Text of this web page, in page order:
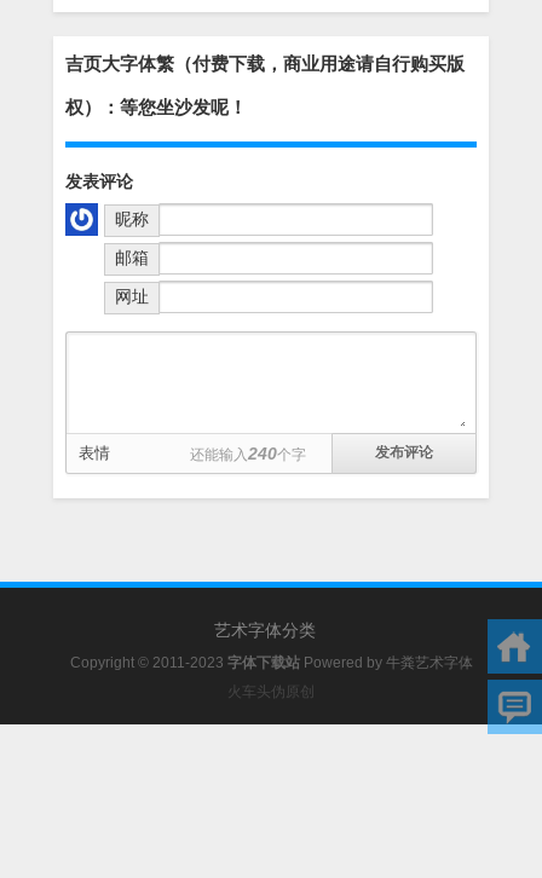
吉页大字体繁（付费下载，商业用途请自行购买版
权）：等您坐沙发呢！
发表评论
昵称
邮箱
网址
表情 还能输入240个字
艺术字体分类
Copyright © 2011-2023 字体下载站 Powered by 牛粪艺术字体
火车头伪原创